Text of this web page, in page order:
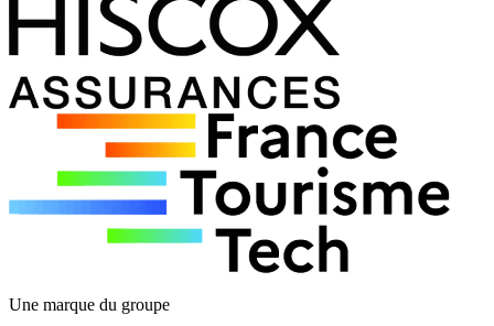
Une marque du groupe